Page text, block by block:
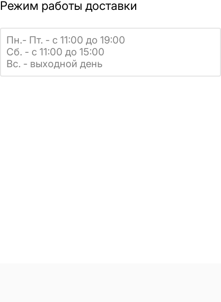
Режим работы доставки
Пн.- Пт. - с 11:00 до 19:00
Сб. - с 11:00 до 15:00
Вс. - выходной день